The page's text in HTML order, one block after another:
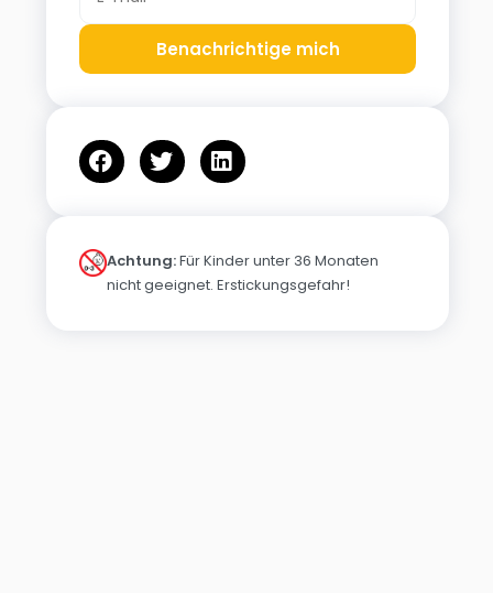
Benachrichtige mich
Achtung:Für Kinder unter 36 Monaten
nicht geeignet. Erstickungsgefahr!